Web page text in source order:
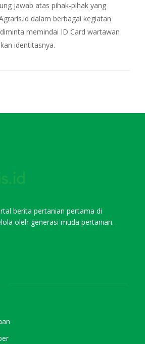
jawab atas pihak-pihak yang
dalam berbagai kegiatan
memindai ID Card wartawan
identitasnya.
berita pertanian pertama di
oleh generasi muda pertanian.